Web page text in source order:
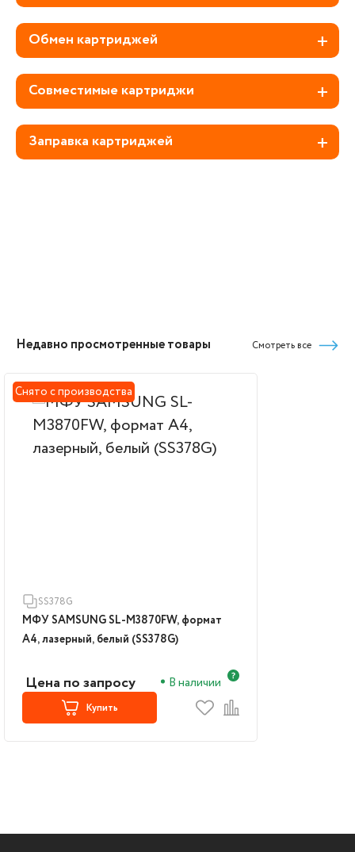
Обмен картриджей
Совместимые картриджи
Заправка картриджей
Недавно просмотренные товары Смотреть все
Снято с производства
SS378G
МФУ SAMSUNG SL-M3870FW, формат
А4, лазерный, белый (SS378G)
Цена по запросу В наличии
Купить